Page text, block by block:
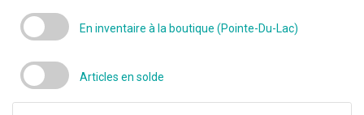
En inventaire à la boutique (Pointe-Du-Lac)
Articles en solde